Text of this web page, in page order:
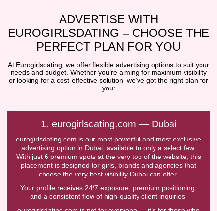
ADVERTISE WITH
EUROGIRLSDATING – CHOOSE THE
PERFECT PLAN FOR YOU
At Eurogirlsdating, we offer flexible advertising options to suit your
needs and budget. Whether you’re aiming for maximum visibility
or looking for a cost-effective solution, we’ve got the right plan for
you:
1. eurogirlsdating.com — Dubai
eurogirlsdating.com is our most powerful and most exclusive
advertising option in Dubai, available to only a select few.
With just 6 premium spots at the very top of the website, this
placement is designed for girls, brands and agencies that
choose the very best visibility Dubai can offer.
Your profile receives 24/7 exposure, premium positioning,
and a consistent flow of high-quality client inquiries.